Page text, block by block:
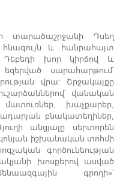
տարածաշրջանի Դսեղ
և հանրահայտ
Դեբեդի խոր կիրճով և
սարահարթում՝
վրա: Շրջակայքը
վանական
մատուռներ, խաչքարեր,
բնակատեղիներ,
անցյալը սերտորեն
իշխանական տոհմի
գործունեության
խոսքերով ասված
գրողի»՝